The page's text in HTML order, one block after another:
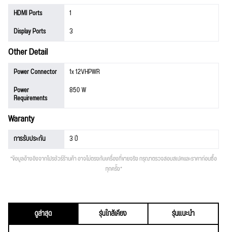
HDMI Ports
1
Display Ports
3
Other Detail
Power Connector
1x 12VHPWR
Power
Requirements
850 W
Waranty
การรับประกัน 3 ปี
*ข้อมูลอ้างอิงจากโปรชัวร์ร้านค้า อาจไม่ตรงกับเครื่องที่ขายจริง กรุณาตรวจสอบสเปคและราคาก่อนซื้อ
ทุกครั้ง*
ดูล่าสุด รุ่นใกล้เคียง
รุ่นแนะนำ